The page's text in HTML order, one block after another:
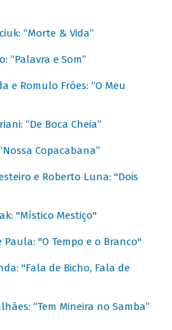
“Morte & Vida”
“Palavra e Som”
e Romulo Fróes: “O Meu
“De Boca Cheia”
Copacabana”
e Roberto Luna: "Dois
"Místico Mestiço"
Paula: "O Tempo e o Branco"
"Fala de Bicho, Fala de
“Tem Mineira no Samba”